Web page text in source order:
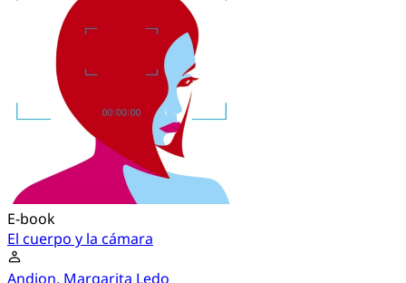
E-book
El cuerpo y la cámara
Andion, Margarita Ledo